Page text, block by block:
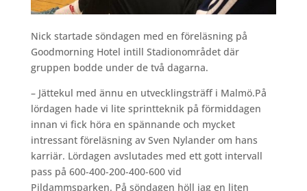
Nick startade söndagen med en föreläsning på
Goodmorning Hotel intill Stadionområdet där
gruppen bodde under de två dagarna.
– Jättekul med ännu en utvecklingsträff i Malmö.På
lördagen hade vi lite sprintteknik på förmiddagen
innan vi fick höra en spännande och mycket
intressant föreläsning av Sven Nylander om hans
karriär. Lördagen avslutades med ett gott intervall
pass på 600-400-200-400-600 vid
Pildammsparken. På söndagen höll jag en liten